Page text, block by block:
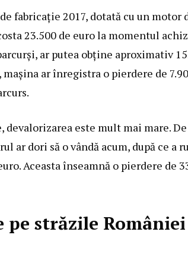
fabricație 2017, dotată cu un
23.500 de euro la momentul
ar putea obține aproximativ
ar înregistra o pierdere de
este mult mai mare.
ar dori să o vândă acum, după ce
Aceasta înseamnă o pierdere de
străzile